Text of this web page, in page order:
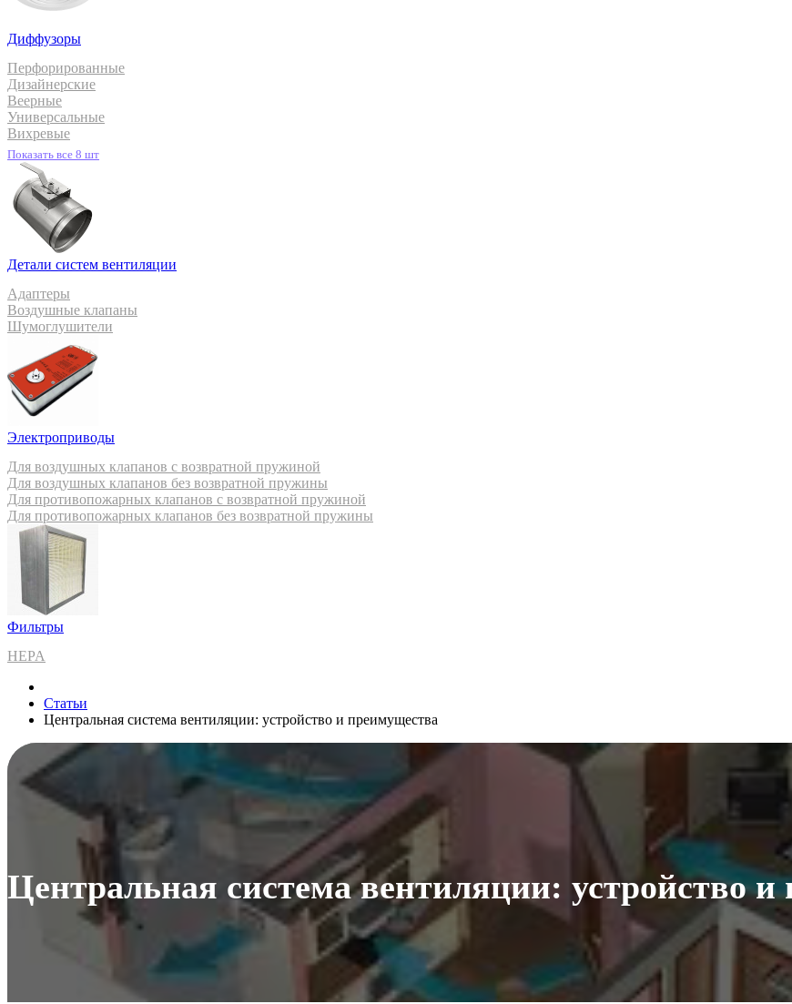
Диффузоры
Перфорированные
Дизайнерские
Веерные
Универсальные
Вихревые
Показать все 8 шт
Детали систем вентиляции
Адаптеры
Воздушные клапаны
Шумоглушители
Электроприводы
Для воздушных клапанов с возвратной пружиной
Для воздушных клапанов без возвратной пружины
Для противопожарных клапанов с возвратной пружиной
Для противопожарных клапанов без возвратной пружины
Фильтры
HEPA
Статьи
Центральная система вентиляции: устройство и преимущества
Центральная система вентиляции: устройство